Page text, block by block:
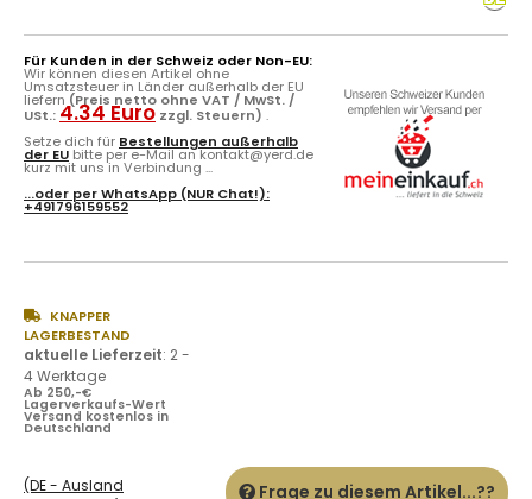
Für Kunden in der Schweiz oder Non-EU:
Wir können diesen Artikel ohne
Umsatzsteuer in Länder außerhalb der EU
liefern (Preis netto ohne VAT / MwSt. /
USt.: 4.34 Euro zzgl. Steuern) .
Setze dich für Bestellungen außerhalb
der EU bitte per e-Mail an kontakt@yerd.de
kurz mit uns in Verbindung ...
...oder perWhatsApp (NUR Chat!):
+491796159552
KNAPPER
LAGERBESTAND
aktuelle Lieferzeit: 2 -
4 Werktage
Ab 250,-€
Lagerverkaufs-Wert
Versand kostenlos in
Deutschland
(DE - Ausland
Frage zu diesem Artikel...??